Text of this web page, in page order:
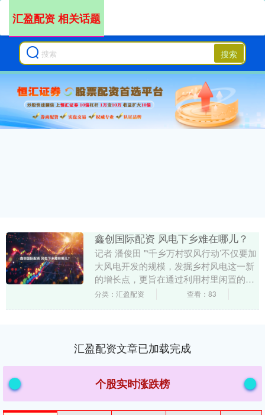
搜索
汇盈配资 相关话题
鑫创国际配资 风电下乡难在哪儿？
记者 潘俊田 "‘千乡万村驭风行动’不仅要加
大风电开发的规模，发掘乡村风电这一新
的增长点，更旨在通过利用村里闲置的土
地，为村集体增收。"中国可再生能源学会
分类：汇盈配资 查看：83
汇盈配资文章已加载完成
个股实时涨跌榜